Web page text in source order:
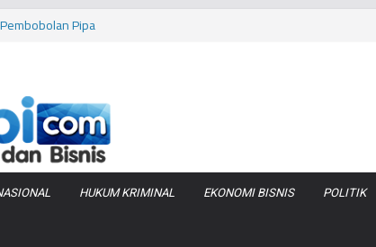
Pipa
Produksi Air
Jabung
HUKUM KRIMINAL EKONOMI BISNIS POLITIK